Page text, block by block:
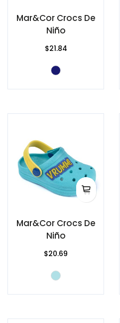
Mar&Cor Crocs De
Niño
$21.84
Mar&Cor Crocs De
Niño
$20.69